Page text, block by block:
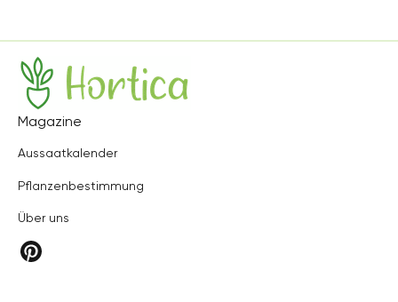
Hortica
Magazine
Aussaatkalender
Pflanzenbestimmung
Über uns